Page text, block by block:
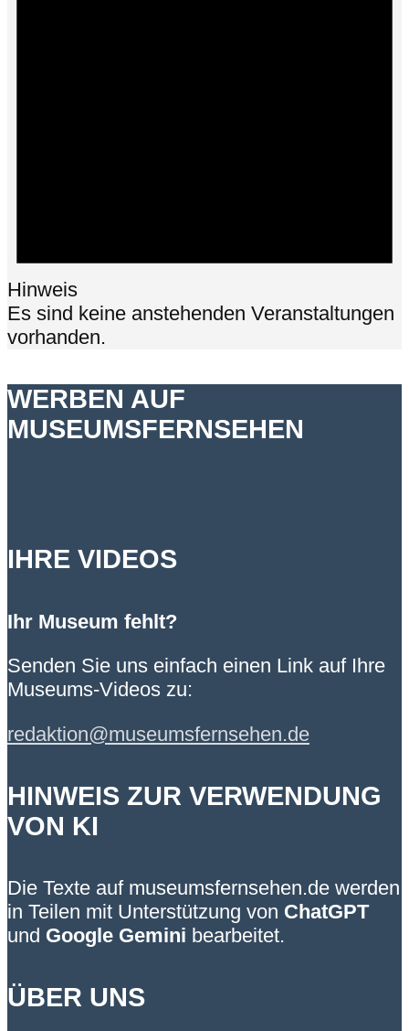
Hinweis
Es sind keine anstehenden Veranstaltungen
vorhanden.
WERBEN AUF
MUSEUMSFERNSEHEN
IHRE VIDEOS
Ihr Museum fehlt?
Senden Sie uns einfach einen Link auf Ihre
Museums-Videos zu:
redaktion@museumsfernsehen.de
HINWEIS ZUR VERWENDUNG
VON KI
Die Texte auf museumsfernsehen.de werden
in Teilen mit Unterstützung von ChatGPT
und Google Gemini bearbeitet.
ÜBER UNS